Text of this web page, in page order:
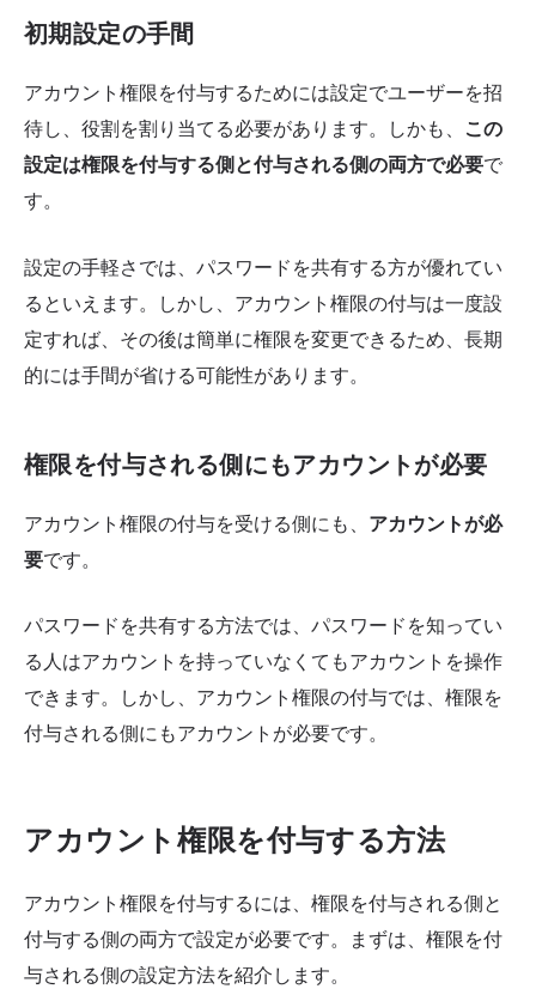
初期設定の手間
アカウント権限を付与するためには設定でユーザーを招
待し、役割を割り当てる必要があります。しかも、
この
設定は権限を付与する側と付与される側の両方で必要で
す。
設定の手軽さでは、パスワードを共有する方が優れてい
るといえます。しかし、アカウント権限の付与は一度設
定すれば、その後は簡単に権限を変更できるため、長期
的には手間が省ける可能性があります。
権限を付与される側にもアカウントが必要
アカウント権限の付与を受ける側にも、 アカウントが必
要です。
パスワードを共有する方法では、パスワードを知ってい
る人はアカウントを持っていなくてもアカウントを操作
できます。しかし、アカウント権限の付与では、権限を
付与される側にもアカウントが必要です。
アカウント権限を付与する方法
アカウント権限を付与するには、権限を付与される側と
付与する側の両方で設定が必要です。まずは、権限を付
与される側の設定方法を紹介します。